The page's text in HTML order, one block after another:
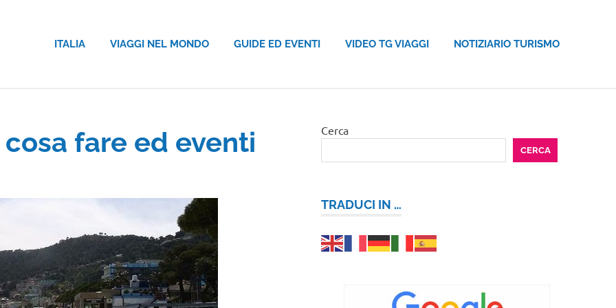
ITALIA VIAGGI NEL MONDO GUIDE ED EVENTI VIDEO TG VIAGGI NOTIZIARIO TURISMO
fare ed eventi Cerca
CERCA
TRADUCI IN …